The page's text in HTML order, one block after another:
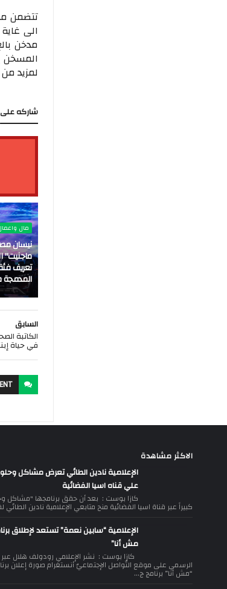
مدخن
لمزيد
شاركه على
مال
نيسان
ماجنيت"
تعريف
المدمجة
السابق
الكاتبة
في حياة
الاكثر مشاهدة
الإعلامية نادين الطائي تعرض مشاكل
علي قناه اسيا الفضائية
كازا بوست : بعد أن حقق برنامجها "مشاكل
كبيراً عبر قناة اسيا الفضائية منح متابعي الإعلامية نادين الطائي
الإعلامية “سابين نعمة” تستعد لإطلاق
مش أنا”
كازا بوست : نشر الإعلامي رودولف هلال
الرسمي على موقع التّواصل الإجتماعيّ أنستغرام صورة إعلان
“مش أنا” برنامج ج...